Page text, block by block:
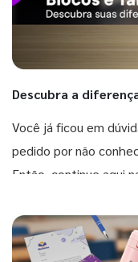
Descubra a
Você já ficou em
pedido por não
Então, continue aqui